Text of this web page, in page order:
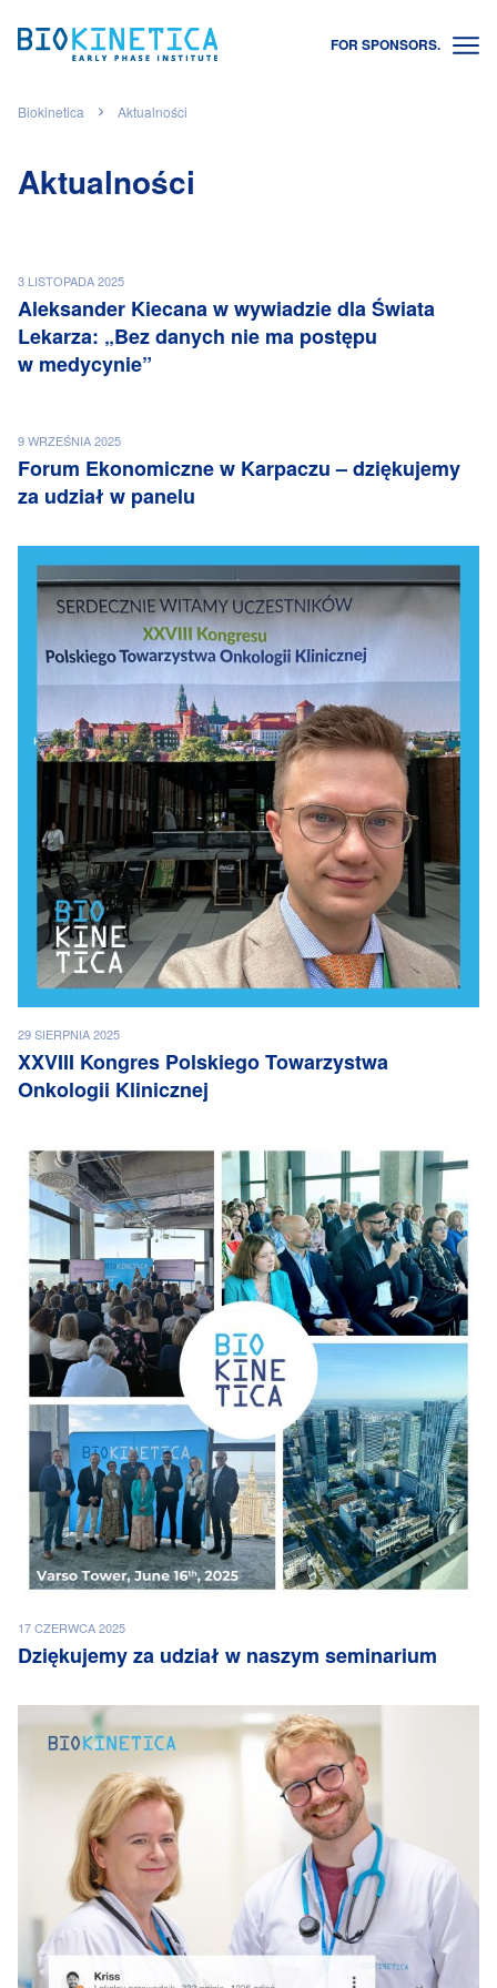
FOR SPONSORS.
Biokinetica Aktualności
Aktualności
3 LISTOPADA 2025
Aleksander Kiecana w wywiadzie dla Świata
Lekarza: „Bez danych nie ma postępu
w medycynie”
9 WRZEŚNIA 2025
Forum Ekonomiczne w Karpaczu – dziękujemy
za udział w panelu
29 SIERPNIA 2025
XXVIII Kongres Polskiego Towarzystwa
Onkologii Klinicznej
17 CZERWCA 2025
Dziękujemy za udział w naszym seminarium